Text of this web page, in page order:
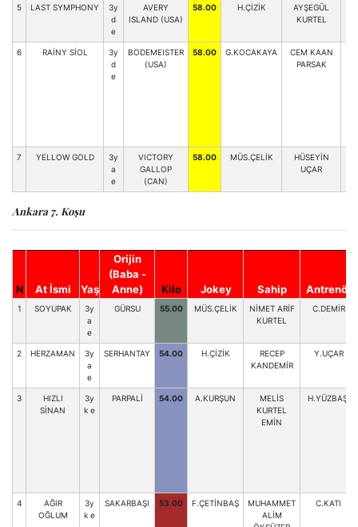
5 LAST SYMPHONY
3y
d
e
AVERY
ISLAND (USA)
58.00 H.ÇİZİK
AYŞEGÜL
KURTEL
6 RAİNY SİOL
3y
d
e
BODEMEISTER
(USA)
58.00 G.KOCAKAYA
CEM KAAN
PARSAK
7 YELLOW GOLD
3y
a
e
VICTORY
GALLOP
(CAN)
58.00 MÜS.ÇELİK
HÜSEYİN
UÇAR
Ankara 7. Koşu
N At İsmi Yaş
Orijin
(Baba -
Anne)
Kilo Jokey Sahip Antrenör
1 SOYUPAK
3y
a
e
GÜRSU 55.00 MÜS.ÇELİK
NİMET ARİF
KURTEL
C.DEMİR
2 HERZAMAN
3y
a
e
SERHANTAY 54.00 H.ÇİZİK
RECEP
KANDEMİR
Y.UÇAR
3
HIZLI
SİNAN
3y
k e
PARPALİ 54.00 A.KURŞUN
MELİS
KURTEL
EMİN
H.YÜZBAŞI
4
AĞIR
OĞLUM
3y
k e
SAKARBAŞI 53.00 F.ÇETİNBAŞ
MUHAMMET
ALİM
C.KATI